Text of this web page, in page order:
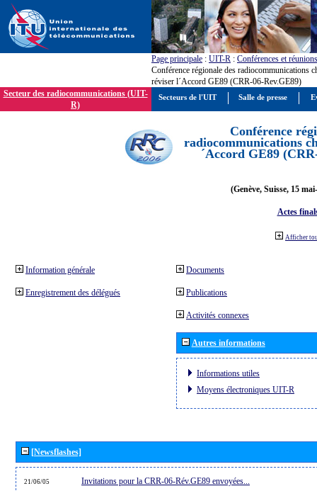
Page principale : UIT-R : Conférences et réunions
Conférence régionale des radiocommunications
réviser l´Accord GE89 (CRR-06-Rev.GE89)
Secteur des radiocommunications (UIT-
R)
Conférence
radiocommunications
´Accord GE89
(Genève, Suisse, 15
Actes
Afficher
Information générale
Enregistrement des délégués
Documents
Publications
Activités connexes
Autres informations
Informations utiles
Moyens électroniques UIT-R
[Newsflashes]
21/06/05 Invitations pour la CRR-06-Rév.GE89 envoyées...
Secteurs de l'UIT Salle de presse